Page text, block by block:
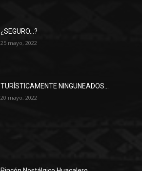
¿SEGURO…?
25 mayo, 2022
TURÍSTICAMENTE NINGUNEADOS…
20 mayo, 2022